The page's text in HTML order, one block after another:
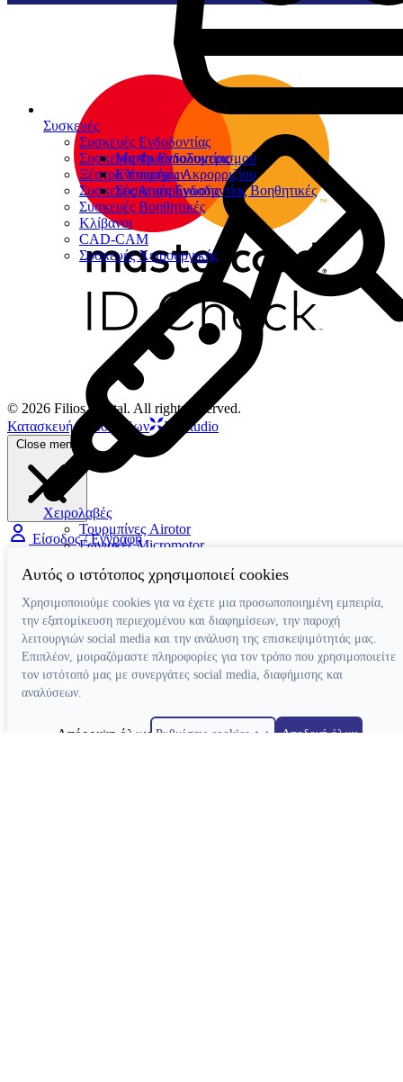
Συσκευές
Συσκευές Ενδοδοντίας
Μοτέρ Ενδοδοντίας
Εντοπιστές Ακρορριζίου
Συσκευές Ενδοδοντίας Βοηθητικές
Συσκευές Φωτοπολυμερισμού
Ξέστρα Υπερήχων
Συσκευές Αποτρύγωσης
Συσκευές Βοηθητικές
Κλίβανοι
CAD-CAM
Συσκευές Χειρουργικής
Χειρολαβές
Τουρμπίνες Airotor
Γωνιακές Micromotor
Ευθείες Micromotor
Ταχυσύνδεσμοι
Micromotor Ενδοδοντίας
Λίπανση
Luftmotor-Micromotor
© 2026 Filios Dental. All rights reserved.
Κατασκευή ιστοσελίδων
Netstudio
Close menu
Είσοδος / Εγγραφή
Αυτός ο ιστότοπος χρησιμοποιεί cookies
Χρησιμοποιούμε cookies για να έχετε μια προσωποποιημένη εμπειρία,
την εξατομίκευση περιεχομένου και διαφημίσεων, την παροχή
λειτουργιών social media και την ανάλυση της επισκεψιμότητάς μας.
Επιπλέον, μοιραζόμαστε πληροφορίες για τον τρόπο που χρησιμοποιείτε
τον ιστότοπό μας με συνεργάτες social media, διαφήμισης και
αναλύσεων.
Απόρριψη όλων Ρυθμίσεις cookies
Αποδοχή όλων